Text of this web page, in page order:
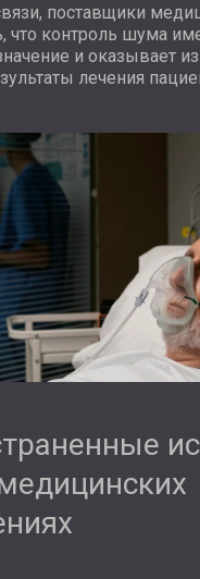
поставщики
что контроль шума
и оказывает
лечения